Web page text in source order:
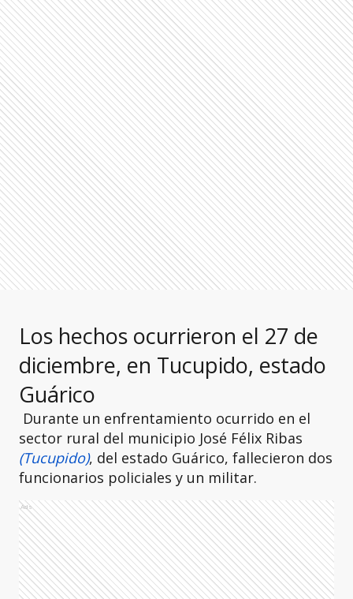
Los hechos ocurrieron el 27 de
diciembre, en Tucupido, estado
Guárico
Durante un enfrentamiento ocurrido en el
sector rural del municipio José Félix Ribas
(Tucupido), del estado Guárico, fallecieron dos
funcionarios policiales y un militar.
Ads